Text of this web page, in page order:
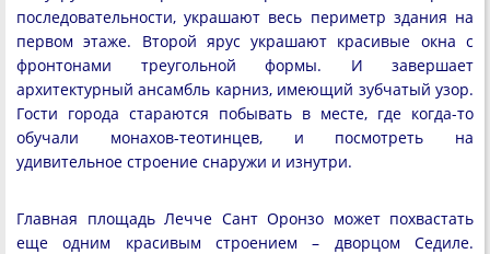
последовательности, украшают весь периметр здания на
первом этаже. Второй ярус украшают красивые окна с
фронтонами треугольной формы. И завершает
архитектурный ансамбль карниз, имеющий зубчатый узор.
Гости города стараются побывать в месте, где когда-то
обучали монахов-теотинцев, и посмотреть на
удивительное строение снаружи и изнутри.
Главная площадь Лечче Сант Оронзо может похвастать
еще одним красивым строением – дворцом Седиле.